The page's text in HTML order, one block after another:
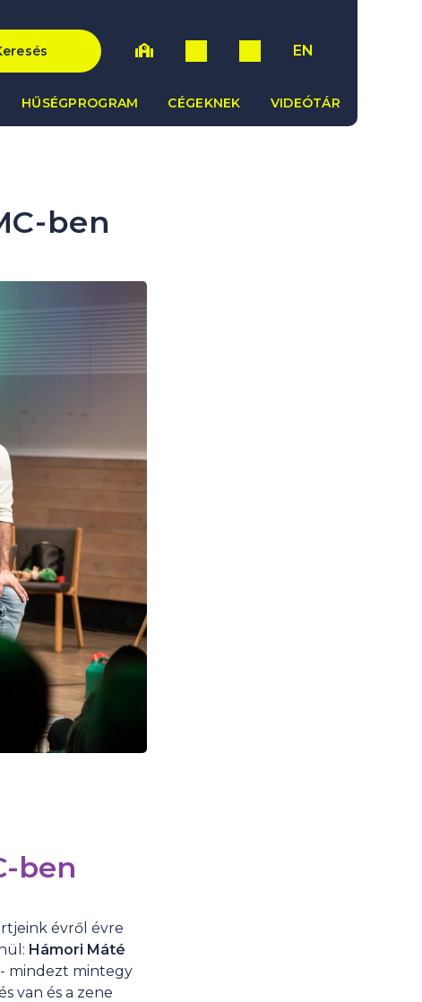
EN
HŰSÉGPROGRAM CÉGEKNEK VIDEÓTÁR
ben
ben
évről évre
Hámori Máté
mindezt mintegy
van és a zene